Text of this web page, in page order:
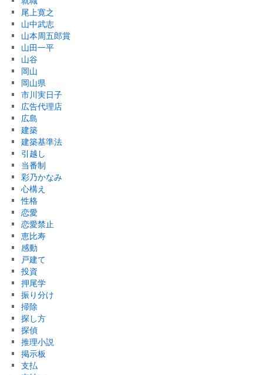
尾上寛之
山中武志
山本周五郎賞
山田一平
山谷
岡山
岡山県
市川実日子
広告代理店
広島
建築
建築基準法
引越し
当番制
彩乃かなみ
心構え
性格
恋愛
恋愛禁止
恵比寿
感動
戸建て
投資
押尾学
振り分け
掃除
探し方
探偵
推理小説
掲示板
支払